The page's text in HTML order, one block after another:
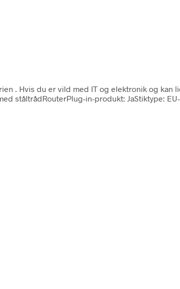
. Hvis du er vild med IT og elektronik og
ståltrådRouterPlug-in-produkt: JaStiktype: